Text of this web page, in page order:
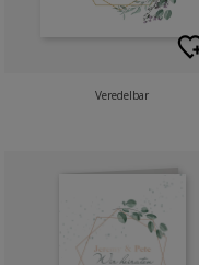
Veredelbar